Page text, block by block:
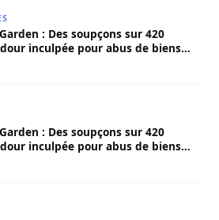
: Des soupçons sur 420
inculpée pour abus de biens
: Des soupçons sur 420
inculpée pour abus de biens